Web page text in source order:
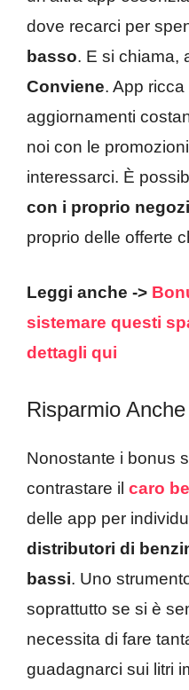
dove recarci per
basso. E si chiama,
Conviene. App
aggiornamenti
noi con le
interessarci. È
con i proprio
proprio delle offerte
Leggi anche ->
sistemare questi
dettagli qui
Risparmio
Nonostante i bonus
contrastare il caro
delle app per
distributori di
bassi. Uno
soprattutto se si è
necessita di fare
guadagnarci sui litri